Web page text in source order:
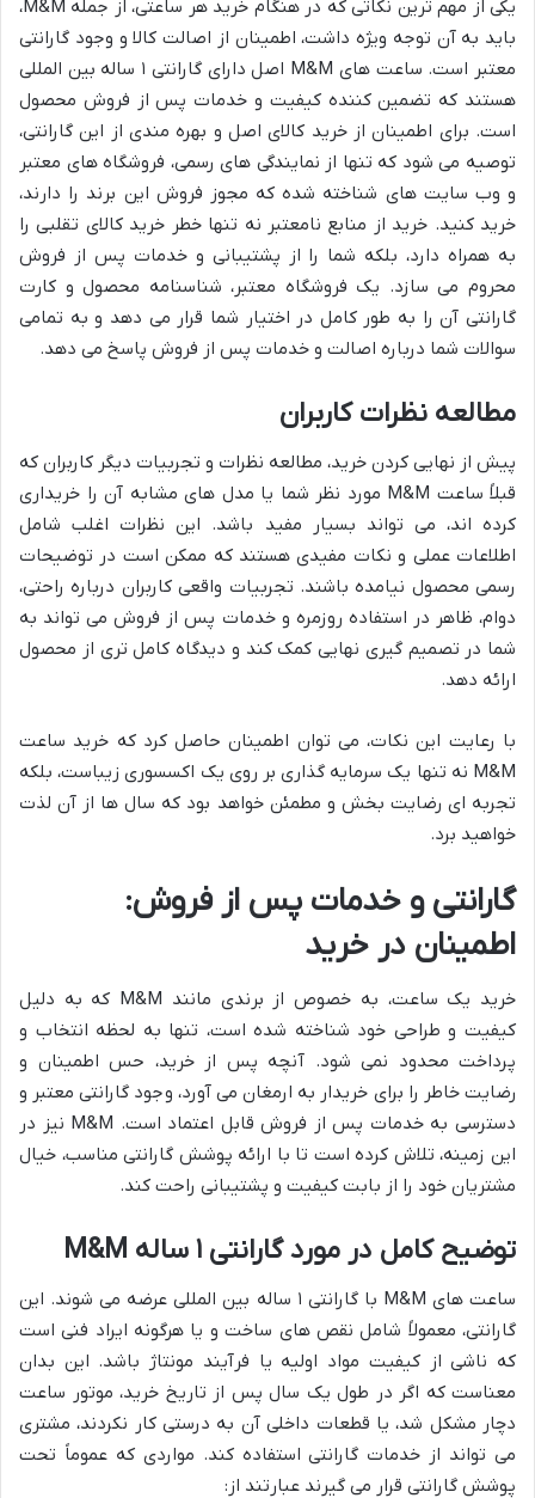
یکی از مهم ترین نکاتی که در هنگام خرید هر ساعتی، از جمله M&M،
باید به آن توجه ویژه داشت، اطمینان از اصالت کالا و وجود گارانتی
معتبر است. ساعت های M&M اصل دارای گارانتی ۱ ساله بین المللی
هستند که تضمین کننده کیفیت و خدمات پس از فروش محصول
است. برای اطمینان از خرید کالای اصل و بهره مندی از این گارانتی،
توصیه می شود که تنها از نمایندگی های رسمی، فروشگاه های معتبر
و وب سایت های شناخته شده که مجوز فروش این برند را دارند،
خرید کنید. خرید از منابع نامعتبر نه تنها خطر خرید کالای تقلبی را
به همراه دارد، بلکه شما را از پشتیبانی و خدمات پس از فروش
محروم می سازد. یک فروشگاه معتبر، شناسنامه محصول و کارت
گارانتی آن را به طور کامل در اختیار شما قرار می دهد و به تمامی
سوالات شما درباره اصالت و خدمات پس از فروش پاسخ می دهد.
مطالعه نظرات کاربران
پیش از نهایی کردن خرید، مطالعه نظرات و تجربیات دیگر کاربران که
قبلاً ساعت M&M مورد نظر شما یا مدل های مشابه آن را خریداری
کرده اند، می تواند بسیار مفید باشد. این نظرات اغلب شامل
اطلاعات عملی و نکات مفیدی هستند که ممکن است در توضیحات
رسمی محصول نیامده باشند. تجربیات واقعی کاربران درباره راحتی،
دوام، ظاهر در استفاده روزمره و خدمات پس از فروش می تواند به
شما در تصمیم گیری نهایی کمک کند و دیدگاه کامل تری از محصول
ارائه دهد.
با رعایت این نکات، می توان اطمینان حاصل کرد که خرید ساعت
M&M نه تنها یک سرمایه گذاری بر روی یک اکسسوری زیباست، بلکه
تجربه ای رضایت بخش و مطمئن خواهد بود که سال ها از آن لذت
خواهید برد.
گارانتی و خدمات پس از فروش:
اطمینان در خرید
خرید یک ساعت، به خصوص از برندی مانند M&M که به دلیل
کیفیت و طراحی خود شناخته شده است، تنها به لحظه انتخاب و
پرداخت محدود نمی شود. آنچه پس از خرید، حس اطمینان و
رضایت خاطر را برای خریدار به ارمغان می آورد، وجود گارانتی معتبر و
دسترسی به خدمات پس از فروش قابل اعتماد است. M&M نیز در
این زمینه، تلاش کرده است تا با ارائه پوشش گارانتی مناسب، خیال
مشتریان خود را از بابت کیفیت و پشتیبانی راحت کند.
توضیح کامل در مورد گارانتی ۱ ساله M&M
ساعت های M&M با گارانتی ۱ ساله بین المللی عرضه می شوند. این
گارانتی، معمولاً شامل نقص های ساخت و یا هرگونه ایراد فنی است
که ناشی از کیفیت مواد اولیه یا فرآیند مونتاژ باشد. این بدان
معناست که اگر در طول یک سال پس از تاریخ خرید، موتور ساعت
دچار مشکل شد، یا قطعات داخلی آن به درستی کار نکردند، مشتری
می تواند از خدمات گارانتی استفاده کند. مواردی که عموماً تحت
پوشش گارانتی قرار می گیرند عبارتند از: